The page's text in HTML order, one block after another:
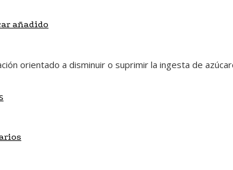
añadido
orientado a disminuir o suprimir la ingesta de